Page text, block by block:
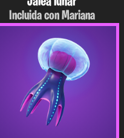
Incluida con Mariana